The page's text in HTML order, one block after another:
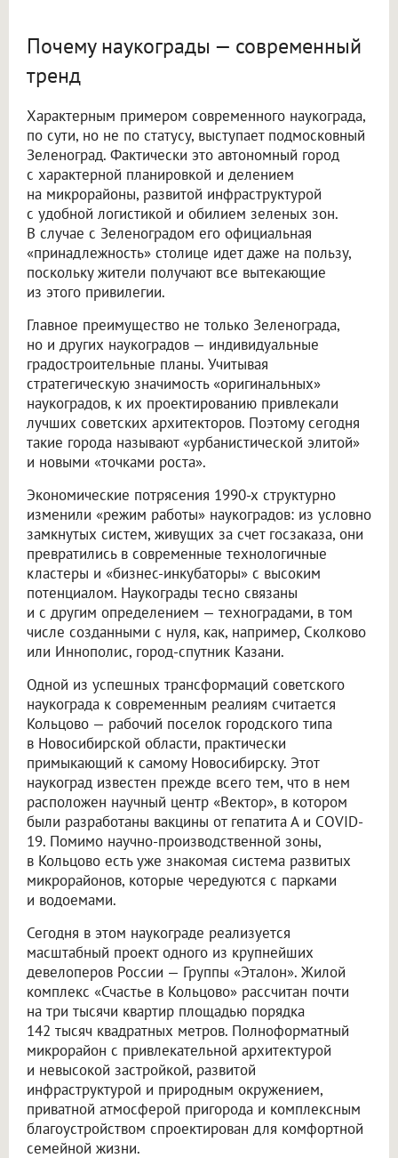
Почему наукограды — современный
тренд
Характерным примером современного наукограда,
по сути, но не по статусу, выступает подмосковный
Зеленоград. Фактически это автономный город
с характерной планировкой и делением
на микрорайоны, развитой инфраструктурой
с удобной логистикой и обилием зеленых зон.
В случае с Зеленоградом его официальная
«принадлежность» столице идет даже на пользу,
поскольку жители получают все вытекающие
из этого привилегии.
Главное преимущество не только Зеленограда,
но и других наукоградов — индивидуальные
градостроительные планы. Учитывая
стратегическую значимость «оригинальных»
наукоградов, к их проектированию привлекали
лучших советских архитекторов. Поэтому сегодня
такие города называют «урбанистической элитой»
и новыми «точками роста».
Экономические потрясения 1990-х структурно
изменили «режим работы» наукоградов: из условно
замкнутых систем, живущих за счет госзаказа, они
превратились в современные технологичные
кластеры и «бизнес-инкубаторы» с высоким
потенциалом. Наукограды тесно связаны
и с другим определением — техноградами, в том
числе созданными с нуля, как, например, Сколково
или Иннополис, город-спутник Казани.
Одной из успешных трансформаций советского
наукограда к современным реалиям считается
Кольцово — рабочий поселок городского типа
в Новосибирской области, практически
примыкающий к самому Новосибирску. Этот
наукоград известен прежде всего тем, что в нем
расположен научный центр «Вектор», в котором
были разработаны вакцины от гепатита А и COVID-
19. Помимо научно-производственной зоны,
в Кольцово есть уже знакомая система развитых
микрорайонов, которые чередуются с парками
и водоемами.
Сегодня в этом наукограде реализуется
масштабный проект одного из крупнейших
девелоперов России — Группы «Эталон». Жилой
комплекс «Счастье в Кольцово» рассчитан почти
на три тысячи квартир площадью порядка
142 тысяч квадратных метров. Полноформатный
микрорайон с привлекательной архитектурой
и невысокой застройкой, развитой
инфраструктурой и природным окружением,
приватной атмосферой пригорода и комплексным
благоустройством спроектирован для комфортной
семейной жизни.